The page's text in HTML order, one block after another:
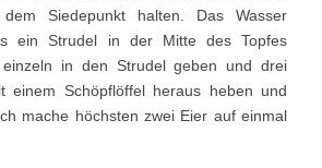
Siedepunkt halten. Das Wasser
ein Strudel in der Mitte des Topfes
in den Strudel geben und drei
einem Schöpflöffel heraus heben und
mache höchsten zwei Eier auf einmal